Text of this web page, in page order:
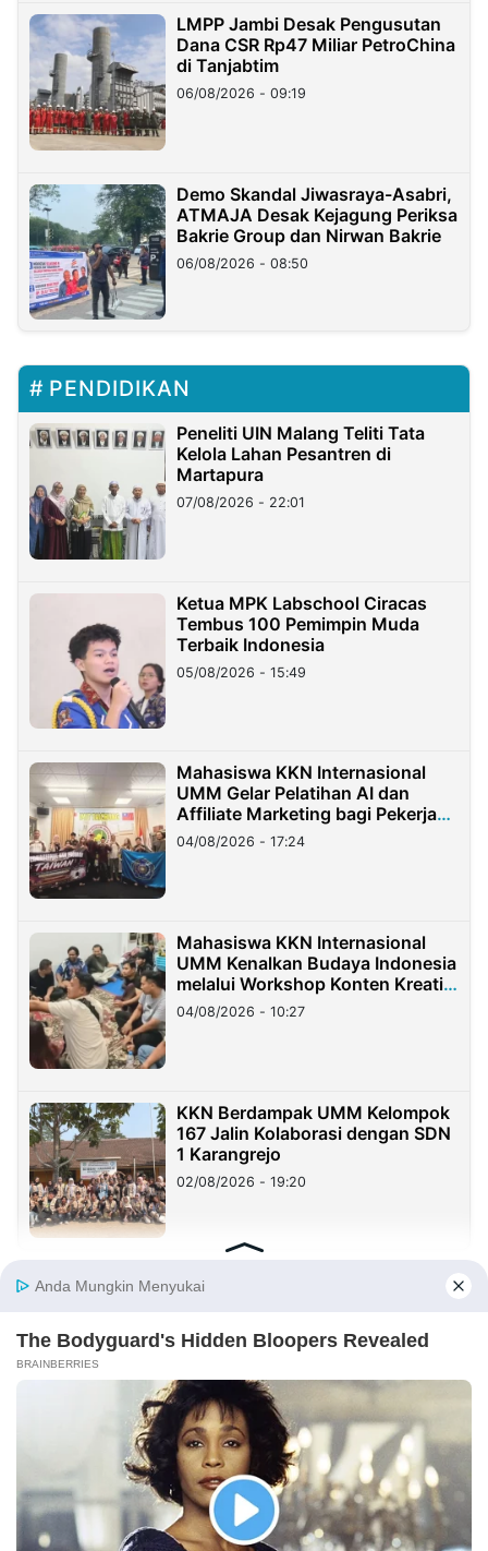
LMPP Jambi Desak Pengusutan
Dana CSR Rp47 Miliar PetroChina
di Tanjabtim
06/08/2026 - 09:19
Demo Skandal Jiwasraya-Asabri,
ATMAJA Desak Kejagung Periksa
Bakrie Group dan Nirwan Bakrie
06/08/2026 - 08:50
PENDIDIKAN
Peneliti UIN Malang Teliti Tata
Kelola Lahan Pesantren di
Martapura
07/08/2026 - 22:01
Ketua MPK Labschool Ciracas
Tembus 100 Pemimpin Muda
Terbaik Indonesia
05/08/2026 - 15:49
Mahasiswa KKN Internasional
UMM Gelar Pelatihan AI dan
Affiliate Marketing bagi Pekerja
Migran Indonesia di Taiwan
04/08/2026 - 17:24
Mahasiswa KKN Internasional
UMM Kenalkan Budaya Indonesia
melalui Workshop Konten Kreatif
di Taiwan
04/08/2026 - 10:27
KKN Berdampak UMM Kelompok
167 Jalin Kolaborasi dengan SDN
1 Karangrejo
02/08/2026 - 19:20
Yang Mahal Bukan Suara Rakyat
29/07/2026 - 00:37
Haji Her Mirip Prabowo, Rejekinya
Melimpah dan Dikagumi Banyak